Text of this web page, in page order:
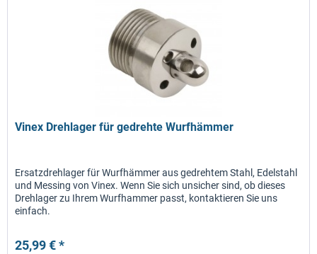
Vinex Drehlager für gedrehte Wurfhämmer
Ersatzdrehlager für Wurfhämmer aus gedrehtem Stahl, Edelstahl
und Messing von Vinex. Wenn Sie sich unsicher sind, ob dieses
Drehlager zu Ihrem Wurfhammer passt, kontaktieren Sie uns
einfach.
25,99 € *